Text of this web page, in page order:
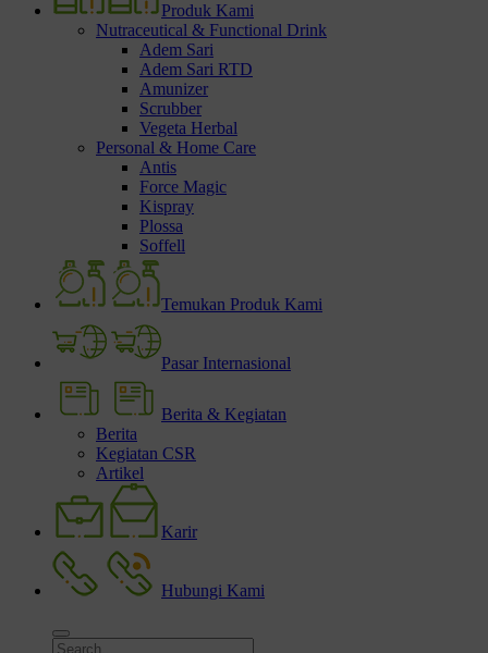
Produk Kami
Nutraceutical & Functional Drink
Adem Sari
Adem Sari RTD
Amunizer
Scrubber
Vegeta Herbal
Personal & Home Care
Antis
Force Magic
Kispray
Plossa
Soffell
Temukan Produk Kami
Pasar Internasional
Berita & Kegiatan
Berita
Kegiatan CSR
Artikel
Karir
Hubungi Kami